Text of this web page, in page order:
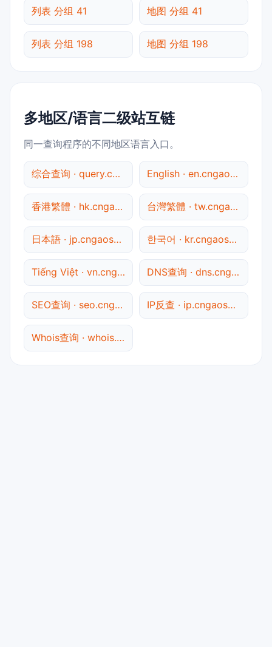
列表 分组 41 地图 分组 41
列表 分组 198 地图 分组 198
多地区/语言二级站互链
同一查询程序的不同地区语言入口。
综合查询 · query.cngaosu.com English · en.cngaosu.com
香港繁體 · hk.cngaosu.com 台灣繁體 · tw.cngaosu.com
日本語 · jp.cngaosu.com 한국어 · kr.cngaosu.com
Tiếng Việt · vn.cngaosu.com DNS查询 · dns.cngaosu.com
SEO查询 · seo.cngaosu.com IP反查 · ip.cngaosu.com
Whois查询 · whois.cngaosu.com